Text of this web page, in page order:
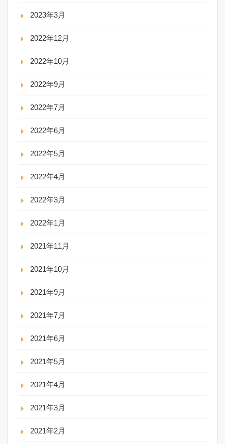
2023年3月
2022年12月
2022年10月
2022年9月
2022年7月
2022年6月
2022年5月
2022年4月
2022年3月
2022年1月
2021年11月
2021年10月
2021年9月
2021年7月
2021年6月
2021年5月
2021年4月
2021年3月
2021年2月